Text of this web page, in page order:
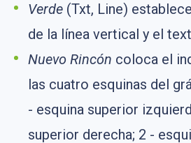
Verde (Txt, Line)
de la línea vertical y el
Nuevo Rincón coloca el
las cuatro esquinas del
- esquina superior
superior derecha; 2 -